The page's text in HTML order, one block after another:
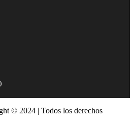
© 2024 | Todos los derechos